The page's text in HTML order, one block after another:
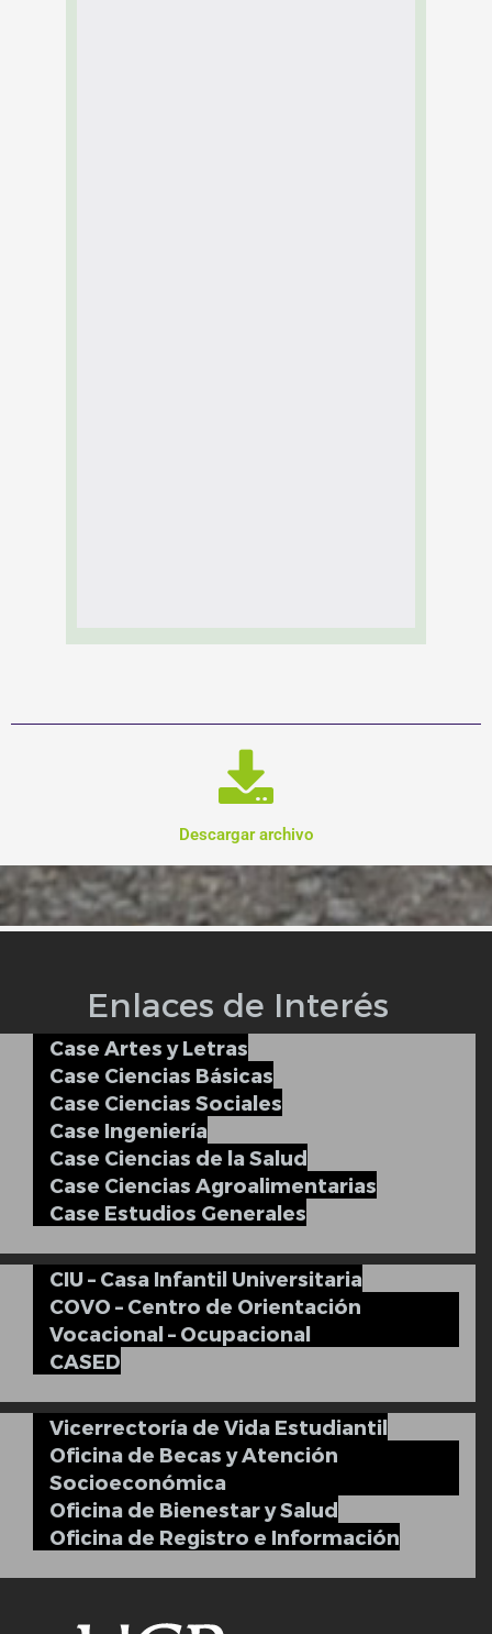
Descargar archivo
Enlaces de Interés
Case Artes y Letras
Case Ciencias Básicas
Case Ciencias Sociales
Case Ingeniería
Case Ciencias de la Salud
Case Ciencias Agroalimentarias
Case Estudios Generales
CIU – Casa Infantil Universitaria
COVO – Centro de Orientación
Vocacional – Ocupacional
CASED
Vicerrectoría de Vida Estudiantil
Oficina de Becas y Atención
Socioeconómica
Oficina de Bienestar y Salud
Oficina de Registro e Información